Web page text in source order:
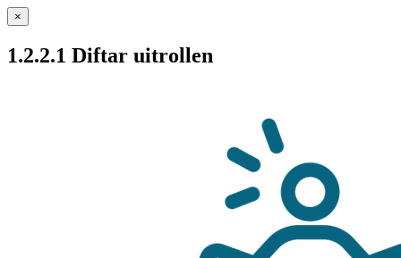
×
1.2.2.1 Diftar uitrollen